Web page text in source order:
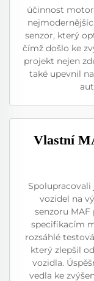
účinnost
senzor, který
čímž došlo ke
projekt nejen
také upevnil
Vlastní
vozidel na
senzoru
specifikacím
rozsáhlé
který zlepšil
vozidla.
vedla ke